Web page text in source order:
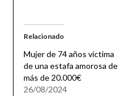
Relacionado
Mujer de 74 años víctima
de una estafa amorosa de
más de 20.000€
26/08/2024